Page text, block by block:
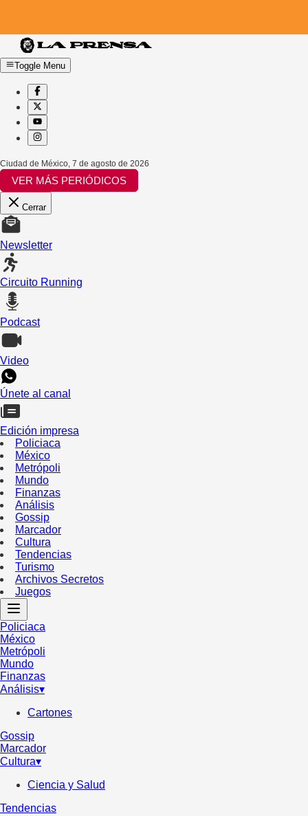
Toggle Menu
Ciudad de México 7 de agosto de 2026
VER MÁS PERIÓDICOS
Cerrar
Newsletter
Circuito Running
Podcast
Video
Únete al canal
Edición impresa
Policiaca
México
Metrópoli
Mundo
Finanzas
Análisis
Gossip
Marcador
Cultura
Tendencias
Turismo
Archivos Secretos
Juegos
Policiaca
México
Metrópoli
Mundo
Finanzas
Análisis▾
Cartones
Gossip
Marcador
Cultura▾
Ciencia y Salud
Tendencias